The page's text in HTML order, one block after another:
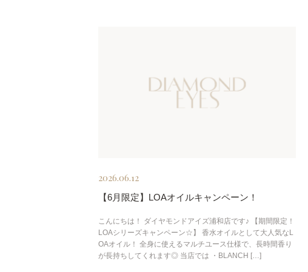
2026.06.12
【6月限定】LOAオイルキャンペーン！
こんにちは！ ダイヤモンドアイズ浦和店です♪ 【期間限定！
LOAシリーズキャンペーン☆】 香水オイルとして大人気なL
OAオイル！ 全身に使えるマルチユース仕様で、長時間香り
が長持ちしてくれます◎ 当店では ・BLANCH […]